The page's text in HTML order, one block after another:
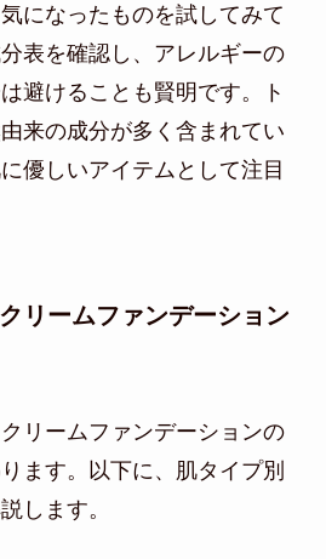
になったものを試してみて
表を確認し、アレルギーの
避けることも賢明です。ト
来の成分が多く含まれてい
優しいアイテムとして注目
リームファンデーション
リームファンデーションの
ます。以下に、肌タイプ別
します。